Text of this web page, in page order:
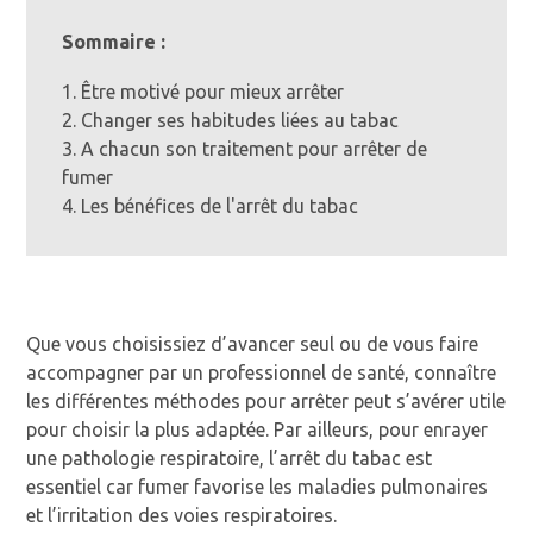
Sommaire :
1. Être motivé pour mieux arrêter
2. Changer ses habitudes liées au tabac
3. A chacun son traitement pour arrêter de
fumer
4. Les bénéfices de l'arrêt du tabac
Que vous choisissiez d’avancer seul ou de vous faire
accompagner par un professionnel de santé, connaître
les différentes méthodes pour arrêter peut s’avérer utile
pour choisir la plus adaptée. Par ailleurs, pour enrayer
une pathologie respiratoire, l’arrêt du tabac est
essentiel car fumer favorise les maladies pulmonaires
et l’irritation des voies respiratoires.